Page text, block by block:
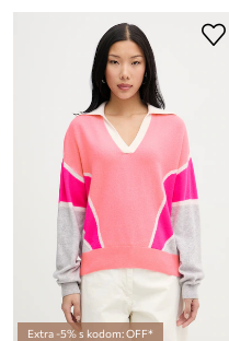
Extra -5% s kodom: OFF*